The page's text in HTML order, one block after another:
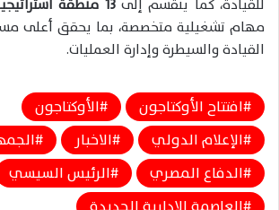
للقيادة، كما ينقسم إلى13 منطقة استراتيجية ولوجستية
مهام تشغيلية متخصصة، بما يحقق أعلى
القيادة والسيطرة وإدارة العمليات.
افتتاح الأوكتاجون
الأوكتاجون
الإعلام الدولي
الاخبار
الدفاع المصري
الرئيس السيسي